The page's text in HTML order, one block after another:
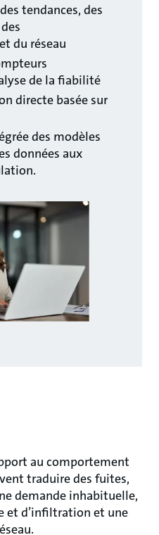
tendances, des
du réseau
de la fiabilité
directe basée sur
des modèles
données aux
au comportement
traduire des fuites,
demande inhabituelle,
et d’infiltration et une